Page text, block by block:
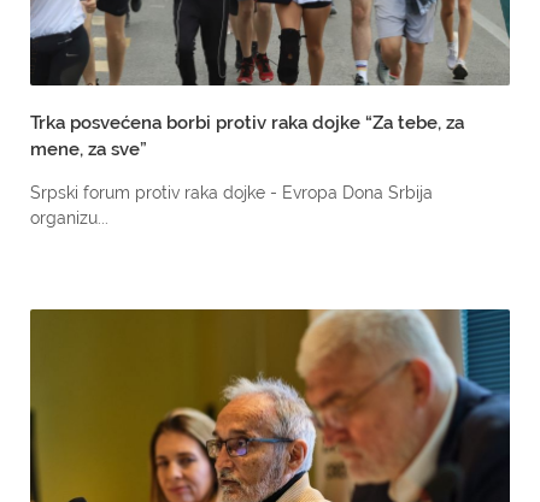
Trka posvećena borbi protiv raka dojke “Za tebe, za
mene, za sve”
Srpski forum protiv raka dojke - Evropa Dona Srbija
organizu...